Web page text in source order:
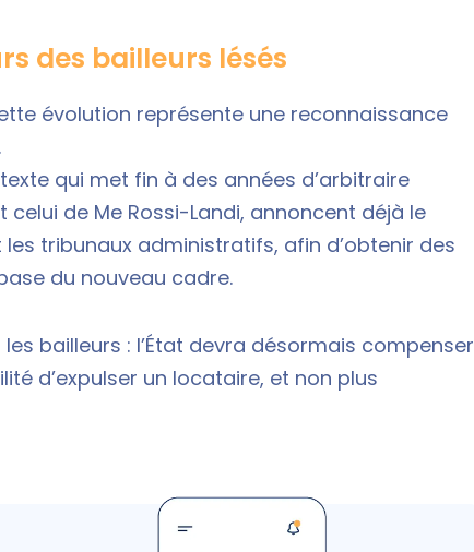
des bailleurs lésés
évolution représente une reconnaissance
qui met fin à des années d’arbitraire
de Me Rossi-Landi, annoncent déjà le
tribunaux administratifs, afin d’obtenir des
du nouveau cadre.
bailleurs : l’État devra désormais compenser
d’expulser un locataire, et non plus